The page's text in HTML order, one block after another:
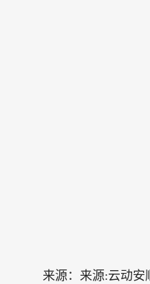
来源：来源:云动安